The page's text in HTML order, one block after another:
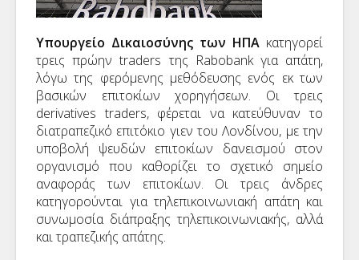
Υπουργείο Δικαιοσύνης των ΗΠΑ κατηγορεί
τρεις πρώην traders της Rabobank για απάτη,
λόγω της φερόμενης μεθόδευσης ενός εκ των
βασικών επιτοκίων χορηγήσεων. Οι τρεις
derivatives traders, φέρεται να κατεύθυναν το
διατραπεζικό επιτόκιο γιεν του Λονδίνου, με την
υποβολή ψευδών επιτοκίων δανεισμού στον
οργανισμό που καθορίζει το σχετικό σημείο
αναφοράς των επιτοκίων. Οι τρεις άνδρες
κατηγορούνται για τηλεπικοινωνιακή απάτη και
συνωμοσία διάπραξης τηλεπικοινωνιακής, αλλά
και τραπεζικής απάτης.